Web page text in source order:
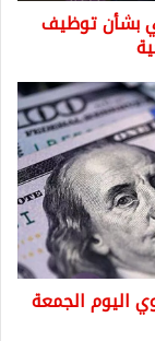
بشأن توظيف
تساوي اليوم الجمعة